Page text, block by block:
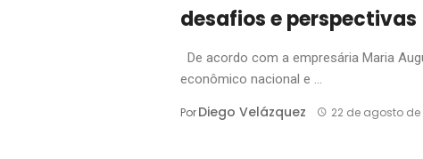
desafios e perspectivas
De acordo com a empresária Maria
econômico nacional e ...
PorDiego Velázquez 22 de agosto de